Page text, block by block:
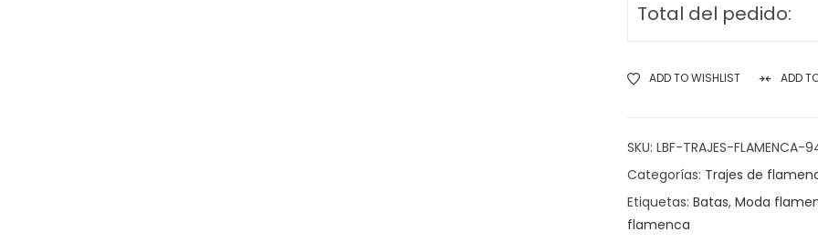
Total del pedido:
ADD TO WISHLIST ADD
SKU: LBF-TRAJES-
Categorías: Trajes de
Etiquetas: Batas, Moda
flamenca